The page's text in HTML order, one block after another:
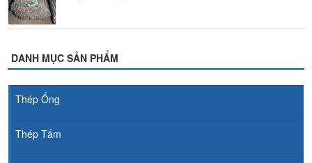
DANH MỤC SẢN PHẨM
Thép Ống
Thép Tấm